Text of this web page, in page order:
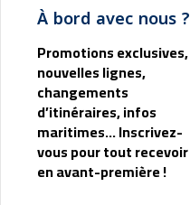
À bord avec nous ?
Promotions exclusives,
nouvelles lignes,
changements
d’itinéraires, infos
maritimes... Inscrivez-
vous pour tout recevoir
en avant-première !